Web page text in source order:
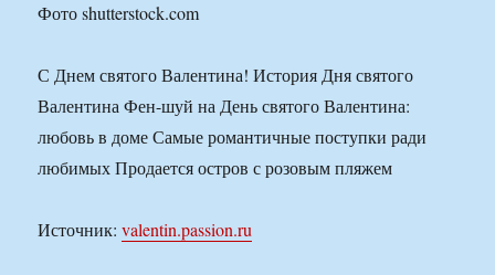
Фото shutterstock.com
С Днем святого Валентина! История Дня святого
Валентина Фен-шуй на День святого Валентина:
любовь в доме Самые романтичные поступки ради
любимых Продается остров с розовым пляжем
Источник:valentin.passion.ru